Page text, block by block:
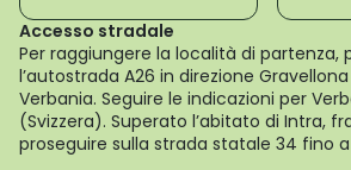
Accesso stradale
Per raggiungere la località di partenza,
l’autostrada A26 in direzione
Verbania. Seguire le indicazioni per
(Svizzera). Superato l’abitato di Intra,
proseguire sulla strada statale 34 fino